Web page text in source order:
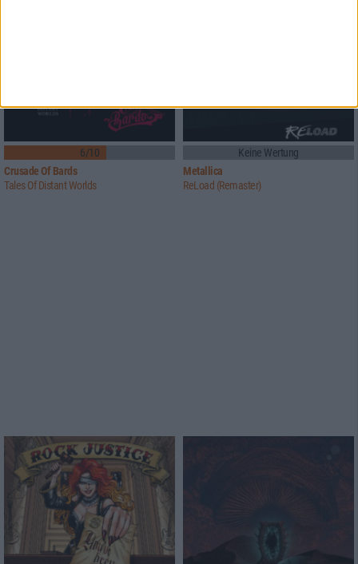
6/10
Crusade Of Bards
Tales Of Distant Worlds
Keine Wertung
Metallica
ReLoad (Remaster)